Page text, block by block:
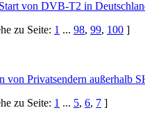
Start von DVB-T2 in
zu Seite: 1 ... 98, 99, 100 ]
von Privatsendern außerhalb
zu Seite: 1 ... 5, 6, 7 ]